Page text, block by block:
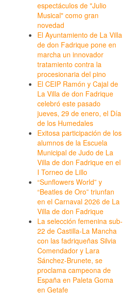
espectáculos de "Julio
Musical" como gran
novedad
El Ayuntamiento de La Villa
de don Fadrique pone en
marcha un innovador
tratamiento contra la
procesionaria del pino
El CEIP Ramón y Cajal de
La Villa de don Fadrique
celebró este pasado
jueves, 29 de enero, el Día
de los Humedales
Exitosa participación de los
alumnos de la Escuela
Municipal de Judo de La
Villa de don Fadrique en el
I Torneo de Lillo
“Sunflowers World” y
“Beatles de Oro” triunfan
en el Carnaval 2026 de La
Villa de don Fadrique
La selección femenina sub-
22 de Castilla-La Mancha
con las fadriqueñas Silvia
Comendador y Lara
Sánchez-Brunete, se
proclama campeona de
España en Paleta Goma
en Getafe